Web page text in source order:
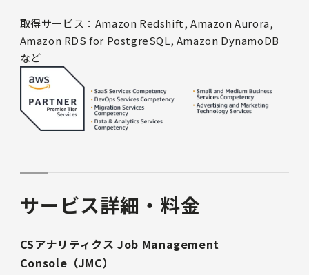
取得サービス：Amazon Redshift, Amazon Aurora,
Amazon RDS for PostgreSQL, Amazon DynamoDB
など
サービス詳細・料金
CSアナリティクス Job Management
Console（JMC）